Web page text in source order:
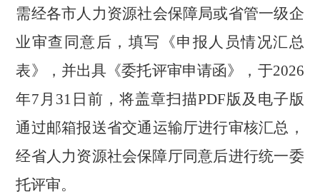
需经各市人力资源社会保障局或省管一级企
业审查 同意 后 ， 填写《申报人员情况汇总
表》，并出具 《委托评审申请函》 ， 于2026
年7 月 31 日前 ，将盖章扫描PDF版及电子版
通过邮箱报送省交通运输厅进行审核汇总 ，
经省人力资源社会保障厅同意后进行统一委
托评审。